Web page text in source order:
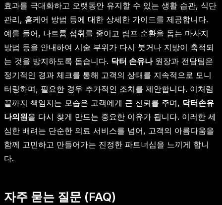
효과를 극대화하고 오랫동안 유지할 수 있는 생활 습관, 식단
관리, 홈케어 방법 등에 대한 상세한 가이드를 제공합니다.
예를 들어, 나트륨 섭취를 줄이고 림프 순환을 돕는 마사지
방법 등을 안내하여 시술 부위가 다시 붓거나 지방이 축적되
는 것을 방지하도록 돕습니다. 닥터 손유나원장과 전담팀은
정기적인 경과 체크를 통해 고객의 상태를 지속적으로 모니
터링하며, 필요한 경우 추가적인 조치를 제안합니다. 이처럼
끝까지 책임지는 모습은 고객에게 큰 신뢰를 주며, 닥터손유
나의원을 다시 찾게 만드는 중요한 이유가 됩니다. 이러한 세
심한 배려는 단순한 의료 서비스를 넘어, 고객의 아름다움을
함께 고민하고 만들어가는 진정한 파트너십을 느끼게 합니
다.
자주 묻는 질문 (FAQ)